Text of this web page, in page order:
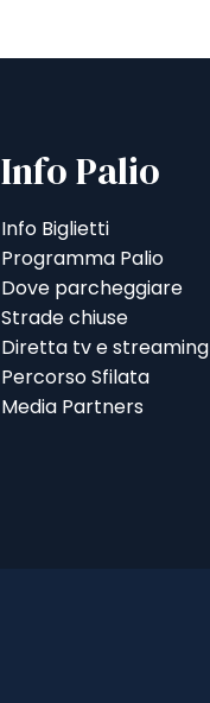
Info Palio
Info Biglietti
Programma Palio
Dove parcheggiare
Strade chiuse
Diretta tv e streaming
Percorso Sfilata
Media Partners